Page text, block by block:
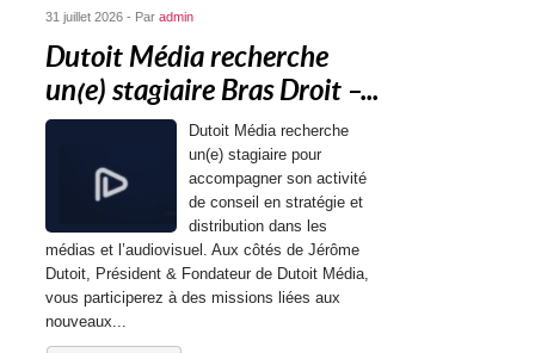
31 juillet 2026 - Paradmin
Dutoit Média recherche
un(e) stagiaire Bras Droit –...
Dutoit Média recherche
un(e) stagiaire pour
accompagner son activité
de conseil en stratégie et
distribution dans les
médias et l’audiovisuel. Aux côtés de Jérôme
Dutoit, Président & Fondateur de Dutoit Média,
vous participerez à des missions liées aux
nouveaux...